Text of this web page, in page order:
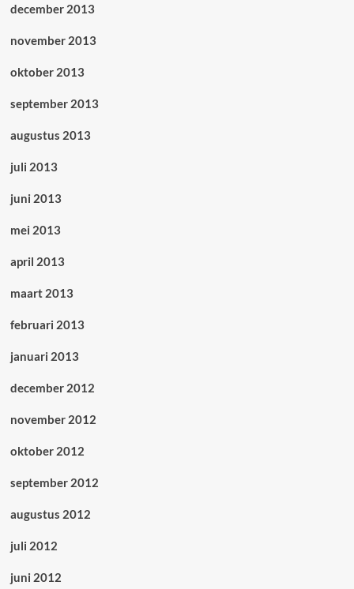
december 2013
november 2013
oktober 2013
september 2013
augustus 2013
juli 2013
juni 2013
mei 2013
april 2013
maart 2013
februari 2013
januari 2013
december 2012
november 2012
oktober 2012
september 2012
augustus 2012
juli 2012
juni 2012